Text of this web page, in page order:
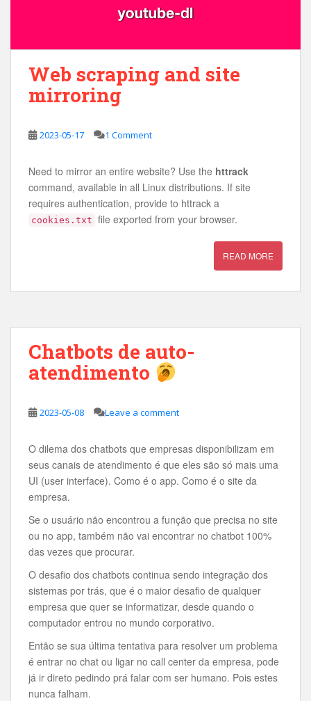
Web scraping and site
mirroring
2023-05-17 1 Comment
Need to mirror an entire website? Use the httrack
command, available in all Linux distributions. If site
requires authentication, provide to httrack a
cookies.txt file exported from your browser.
READ MORE
Chatbots de auto-
atendimento
2023-05-08 Leave a comment
O dilema dos chatbots que empresas disponibilizam em
seus canais de atendimento é que eles são só mais uma
UI (user interface). Como é o app. Como é o site da
empresa.
Se o usuário não encontrou a função que precisa no site
ou no app, também não vai encontrar no chatbot 100%
das vezes que procurar.
O desafio dos chatbots continua sendo integração dos
sistemas por trás, que é o maior desafio de qualquer
empresa que quer se informatizar, desde quando o
computador entrou no mundo corporativo.
Então se sua última tentativa para resolver um problema
é entrar no chat ou ligar no call center da empresa, pode
já ir direto pedindo prá falar com ser humano. Pois estes
nunca falham.